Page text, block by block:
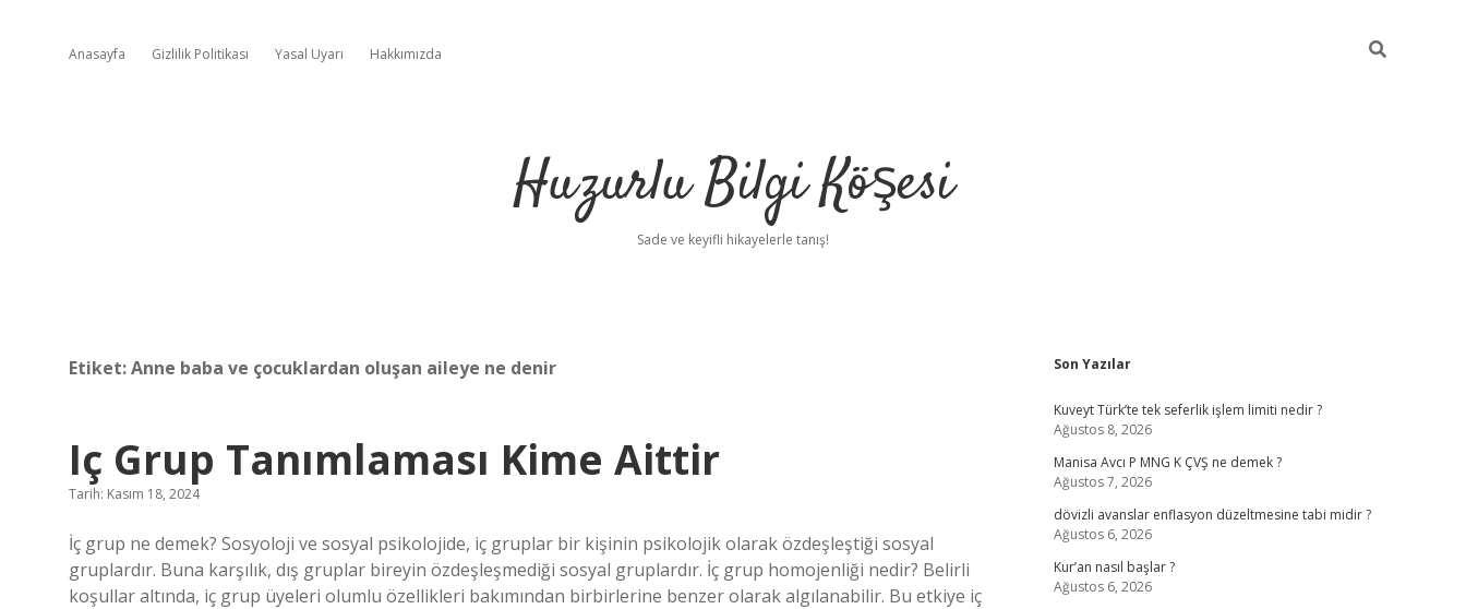
Anasayfa Gizlilik Politikası Yasal Uyarı Hakkımızda
Huzurlu Bilgi Köşesi
Sade ve keyifli hikayelerle tanış!
Etiket:Anne baba ve çocuklardan oluşan aileye ne denir
Iç Grup Tanımlaması Kime Aittir
Tarih: Kasım 18, 2024
İç grup ne demek? Sosyoloji ve sosyal psikolojide, iç gruplar bir kişinin psikolojik olarak özdeşleştiği sosyal
gruplardır. Buna karşılık, dış gruplar bireyin özdeşleşmediği sosyal gruplardır. İç grup homojenliği nedir? Belirli
koşullar altında, iç grup üyeleri olumlu özellikleri bakımından birbirlerine benzer olarak algılanabilir. Bu etkiye iç
Sidebar
Son Yazılar
Kuveyt Türk’te tek seferlik işlem limiti nedir ?
Ağustos 8, 2026
Manisa Avcı P MNG K ÇVŞ ne demek ?
Ağustos 7, 2026
dövizli avanslar enflasyon düzeltmesine tabi midir ?
Ağustos 6, 2026
Kur’an nasıl başlar ?
Ağustos 6, 2026